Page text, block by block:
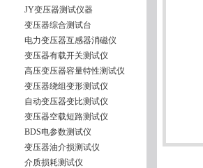
JY变压器测试仪器
变压器综合测试台
电力变压器互感器消磁仪
变压器有载开关测试仪
高压变压器容量特性测试仪
变压器绕组变形测试仪
自动变压器变比测试仪
变压器空载短路测试仪
BDS电参数测试仪
变压器油介损测试仪
介质损耗测试仪